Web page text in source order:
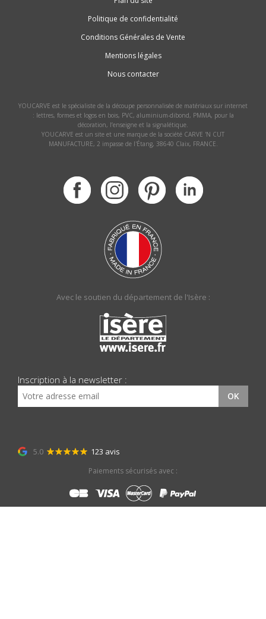
Politique de confidentialité
Conditions Générales de Vente
Mentions légales
Nous contacter
YOUCARVE est le spécialiste de la découpe personnalisée de matériaux sur internet
: lettres, formes et logos en bois, PVC, aluminium-dibond, PMMA, pour la
décoration, l’enseigne et la signalétique.
YOUCARVE est un site et une marque de la société CARVE 'N CUT
MANUFACTURE, 2 impasse de l'Étang, 38640 Claix, FRANCE.
Avec le soutien du département de l'Isère :
Inscription à la newsletter :
OK
5.0 123 avis
Paiements sécurisés avec :